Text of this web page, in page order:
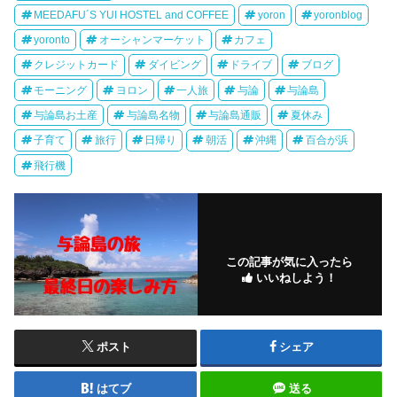
MEEDAFU´S YUI HOSTEL and COFFEE yoron yoronblog
yoronto オーシャンマーケット カフェ
クレジットカード ダイビング ドライブ ブログ
モーニング ヨロン 一人旅 与論 与論島
与論島お土産 与論島名物 与論島通販 夏休み
子育て 旅行 日帰り 朝活 沖縄 百合が浜
飛行機
この記事が気に入ったら
いいねしよう！
ポスト シェア
はてブ 送る